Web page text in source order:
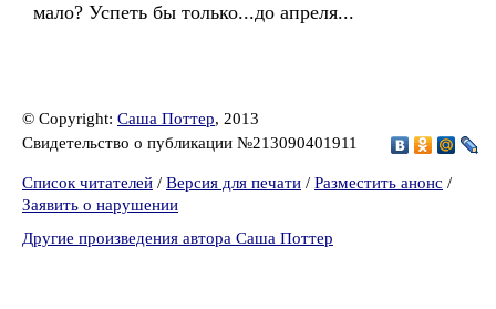
мало? Успеть бы только...до апреля...
© Copyright: Саша Поттер, 2013
Свидетельство о публикации №213090401911
Список читателей / Версия для печати / Разместить анонс /
Заявить о нарушении
Другие произведения автора Саша Поттер